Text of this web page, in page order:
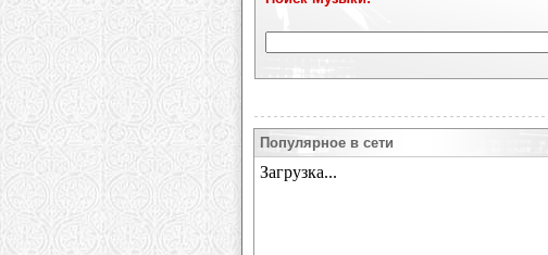
Популярное в сети